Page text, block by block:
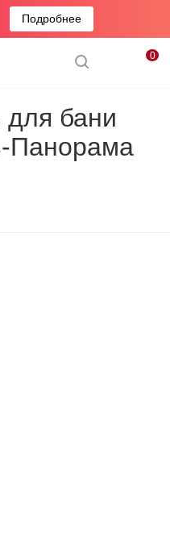
Подробнее
0
для бани
Панорама